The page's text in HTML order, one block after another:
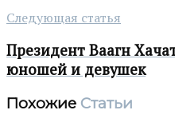
Следующая статья
Президент Ваагн
юношей и девушек
Похожие Статьи